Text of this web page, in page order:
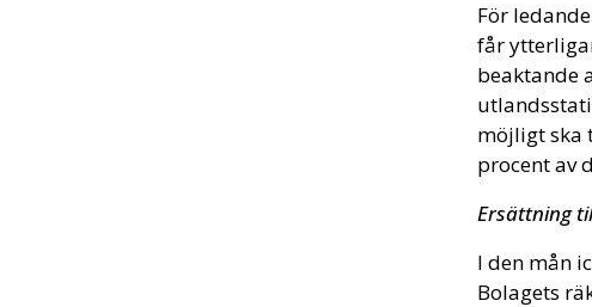
För
får
beaktande
möjligt ska
procent av
Ersättning
I den mån
Bolagets